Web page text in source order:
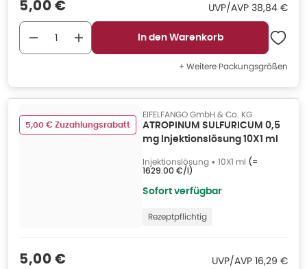
Verkaufspreis
5,00 € UVP/AVP UVP/AVP
38,84 €
In den Warenkorb
+ Weitere Packungsgrößen
5,00 € Zuzahlungsrabatt
EIFELFANGO GmbH & Co. KG
ATROPINUM SULFURICUM 0,5
mg Injektionslösung 10X1 ml
Injektionslösung • 10X1 ml (=
1629.00 €/l)
Sofort verfügbar
Rezeptpflichtig
Verkaufspreis
5,00 € UVP/AVP UVP/AVP
16,29 €